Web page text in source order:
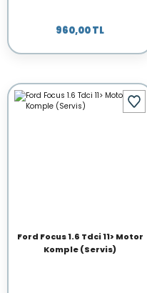
960,00 TL
Ford Focus 1.6 Tdci 11> Motor
Komple (Servis)